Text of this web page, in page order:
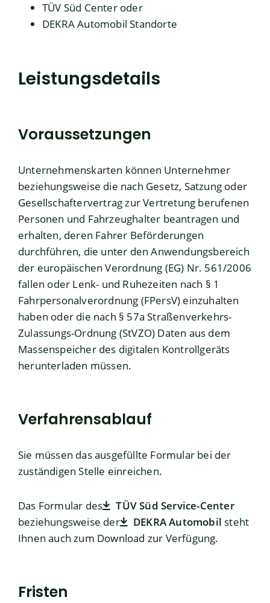
TÜV Süd Centeroder
DEKRA Automobil Standorte
Leistungsdetails
Voraussetzungen
Unternehmenskarten können Unternehmer
beziehungsweise die nach Gesetz, Satzung oder
Gesellschaftervertrag zur Vertretung berufenen
Personen und Fahrzeughalter beantragen und
erhalten, deren Fahrer Beförderungen
durchführen, die unter den Anwendungsbereich
der europäischen Verordnung (EG) Nr. 561/2006
fallen oder Lenk- und Ruhezeiten nach § 1
Fahrpersonalverordnung (FPersV) einzuhalten
haben oder die nach § 57a Straßenverkehrs-
Zulassungs-Ordnung (StVZO) Daten aus dem
Massenspeicher des digitalen Kontrollgeräts
herunterladen müssen.
Verfahrensablauf
Sie müssen das ausgefüllte Formular bei der
zuständigen Stelle einreichen.
Das Formular des
TÜV Süd Service-Center
beziehungsweise der
DEKRA Automobil steht
Ihnen auch zum Download zur Verfügung.
Fristen